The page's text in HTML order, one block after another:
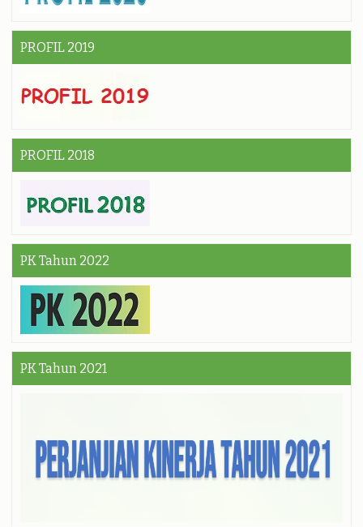
PROFIL 2019
PROFIL 2018
PK Tahun 2022
PK Tahun 2021